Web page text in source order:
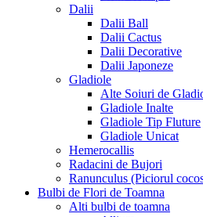
Dalii
Dalii Ball
Dalii Cactus
Dalii Decorative
Dalii Japoneze
Gladiole
Alte Soiuri de
Gladiole Inalte
Gladiole Tip Fluture
Gladiole Unicat
Hemerocallis
Radacini de Bujori
Ranunculus (Piciorul
Bulbi de Flori de Toamna
Alti bulbi de toamna